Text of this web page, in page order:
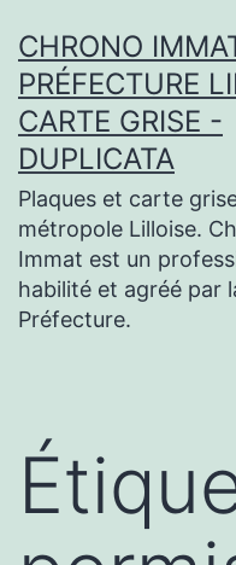
au
contenu
CHRONO
PRÉFECTURE
CARTE GRISE -
DUPLICATA
Plaques et carte
métropole Lilloise.
Immat est un
habilité et agréé par
Préfecture.